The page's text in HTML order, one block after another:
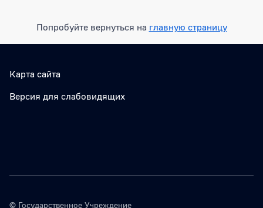
Попробуйте вернуться на главную страницу
Карта сайта
Версия для слабовидящих
© Государственное Учреждение